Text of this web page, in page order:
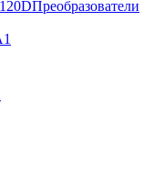
Преобразователи